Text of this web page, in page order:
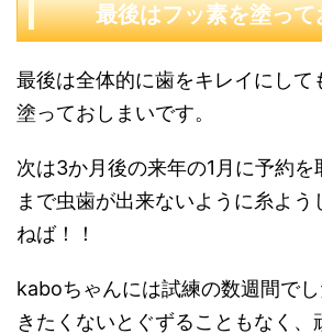
最後はフッ素を塗って
最後は全体的に歯をキレイにして
塗っておしまいです。
次は3か月後の来年の1月に予約
まで虫歯が出来ないように糸よう
ねば！！
kaboちゃんには試練の数週間で
きたくないとぐずることもなく、